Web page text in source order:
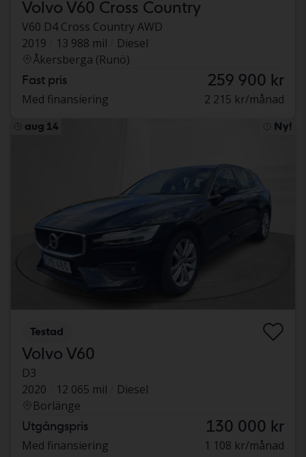
Volvo V60 Cross Country
V60 D4 Cross Country AWD
2019
13 988 mil
Diesel
Åkersberga (Runö)
Fast pris 259 900 kr
Med finansiering 2 215 kr/månad
aug 14 Ny!
Testad
Volvo V60
D3
2020
12 065 mil
Diesel
Borlänge
Utgångspris 130 000 kr
Med finansiering 1 108 kr/månad